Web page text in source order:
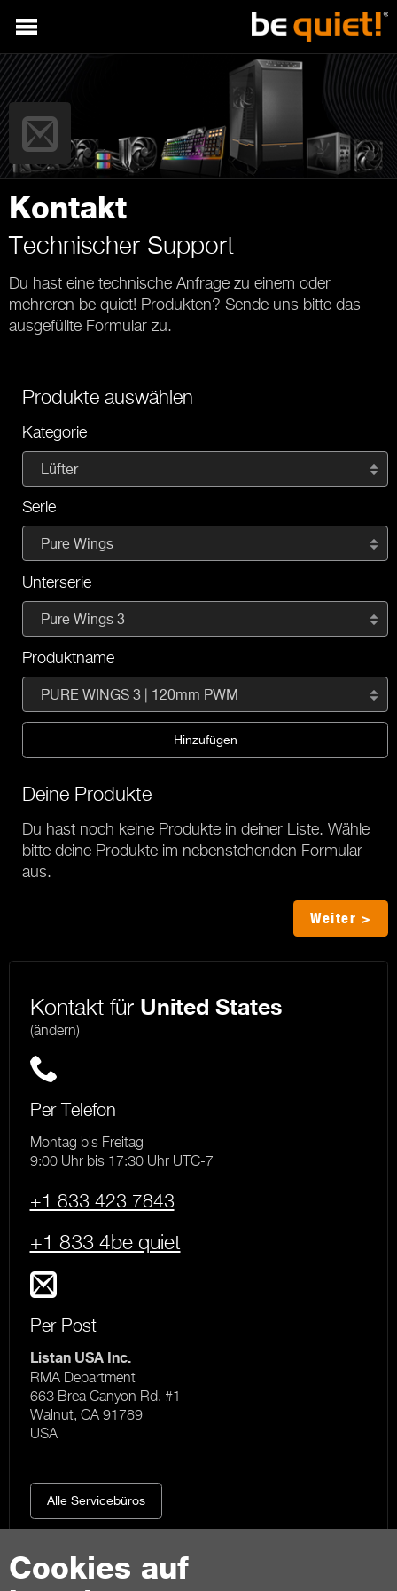
Cookies auf
Kontakt
Technischer Support
Du hast eine technische Anfrage zu einem oder
mehreren be quiet! Produkten? Sende uns bitte das
ausgefüllte Formular zu.
Produkte auswählen
Kategorie
Lüfter
Serie
Pure Wings
Unterserie
Pure Wings 3
Produktname
PURE WINGS 3 | 120mm PWM
Hinzufügen
Deine Produkte
Du hast noch keine Produkte in deiner Liste. Wähle
bitte deine Produkte im nebenstehenden Formular
aus.
Weiter >
Kontakt für United States
(ändern)
Per Telefon
Montag bis Freitag
9:00 Uhr bis 17:30 Uhr UTC-7
+1 833 423 7843
+1 833 4be quiet
Per Post
Listan USA Inc.
RMA Department
663 Brea Canyon Rd. #1
Walnut, CA 91789
USA
Alle Servicebüros